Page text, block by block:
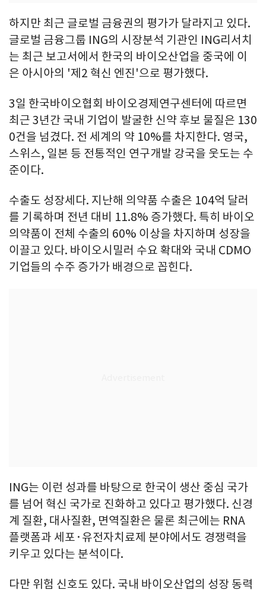
하지만 최근 글로벌 금융권의 평가가 달라지고 있다.
글로벌 금융그룹 ING의 시장분석 기관인 ING리서치
는 최근 보고서에서 한국의 바이오산업을 중국에 이
은 아시아의 '제2 혁신 엔진'으로 평가했다.
3일 한국바이오협회 바이오경제연구센터에 따르면
최근 3년간 국내 기업이 발굴한 신약 후보 물질은 130
0건을 넘겼다. 전 세계의 약 10%를 차지한다. 영국,
스위스, 일본 등 전통적인 연구개발 강국을 웃도는 수
준이다.
수출도 성장세다. 지난해 의약품 수출은 104억 달러
를 기록하며 전년 대비 11.8% 증가했다. 특히 바이오
의약품이 전체 수출의 60% 이상을 차지하며 성장을
이끌고 있다. 바이오시밀러 수요 확대와 국내 CDMO
기업들의 수주 증가가 배경으로 꼽힌다.
ING는 이런 성과를 바탕으로 한국이 생산 중심 국가
를 넘어 혁신 국가로 진화하고 있다고 평가했다. 신경
계 질환, 대사질환, 면역질환은 물론 최근에는 RNA
플랫폼과 세포·유전자치료제 분야에서도 경쟁력을
키우고 있다는 분석이다.
다만 위험 신호도 있다. 국내 바이오산업의 성장 동력